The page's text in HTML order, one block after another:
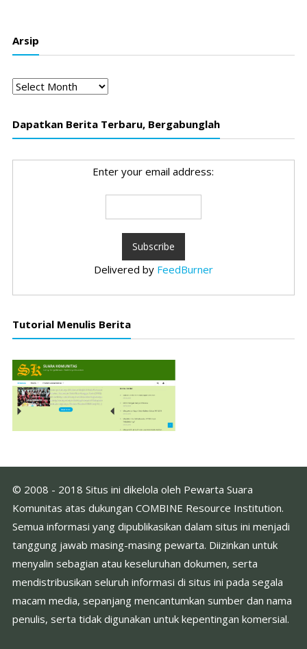
Arsip
Arsip
Dapatkan Berita Terbaru, Bergabunglah
Enter your email address:
Delivered by FeedBurner
Tutorial Menulis Berita
© 2008 - 2018 Situs ini dikelola oleh Pewarta Suara
Komunitas atas dukungan COMBINE Resource Institution.
Semua informasi yang dipublikasikan dalam situs ini menjadi
tanggung jawab masing-masing pewarta. Diizinkan untuk
menyalin sebagian atau keseluruhan dokumen, serta
mendistribusikan seluruh informasi di situs ini pada segala
macam media, sepanjang mencantumkan sumber dan nama
penulis, serta tidak digunakan untuk kepentingan komersial.